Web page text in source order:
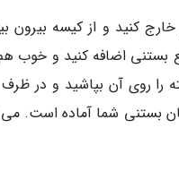
کنید و از کیسه
بستنی اضافه کنید و خوب
بستنی شما آماده است.